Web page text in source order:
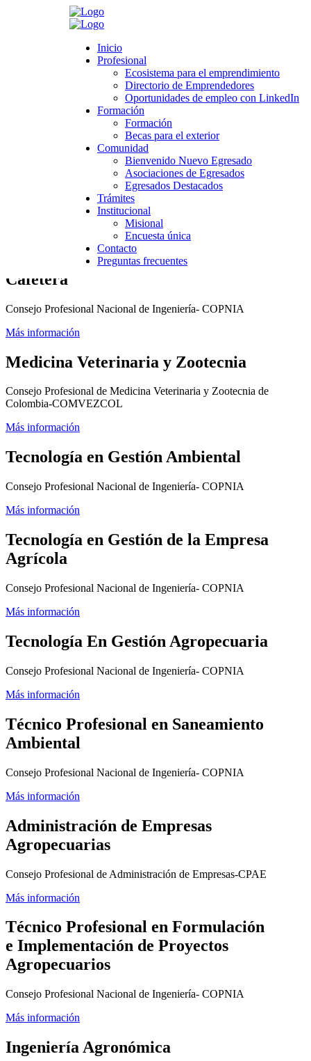
Inicio
Profesional
Ecosistema para el emprendimiento
Directorio de Emprendedores
Oportunidades de empleo con LinkedIn
Formación
Formación
Becas para el exterior
Comunidad
Bienvenido Nuevo Egresado
Asociaciones de Egresados
Egresados Destacados
Trámites
Institucional
Misional
Encuesta única
Contacto
Preguntas frecuentes
Ecosistema para el emprendimiento
Directorio de Emprendedores
Oportunidades de empleo con LinkedIn
Becas para el exterior
Bienvenido Nuevo Egresado
Asociaciones de Egresados
Egresados Destacados
Institucional
Encuesta única
Preguntas frecuentes
Sin categoría>Programas que deben adquirir la
Programas que deben adquirir la tarjeta
Sin categoría
Leave a comment
Tecnología en Gestión de la Empresa
Cafetera
Consejo Profesional Nacional de Ingeniería- COPNIA
Más información
Medicina Veterinaria y Zootecnia
Consejo Profesional de Medicina Veterinaria y Zootecnia de
Colombia-COMVEZCOL
Más información
Tecnología en Gestión Ambiental
Consejo Profesional Nacional de Ingeniería- COPNIA
Más información
Tecnología en Gestión de la Empresa
Agrícola
Consejo Profesional Nacional de Ingeniería- COPNIA
Más información
Tecnología En Gestión Agropecuaria
Consejo Profesional Nacional de Ingeniería- COPNIA
Más información
Técnico Profesional en Saneamiento
Ambiental
Consejo Profesional Nacional de Ingeniería- COPNIA
Más información
Administración de Empresas
Agropecuarias
Consejo Profesional de Administración de Empresas-CPAE
Más información
Técnico Profesional en Formulación
e Implementación de Proyectos
Agropecuarios
Consejo Profesional Nacional de Ingeniería- COPNIA
Más información
Ingeniería Agronómica